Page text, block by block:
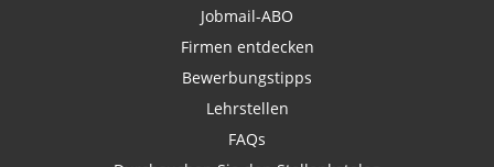
Jobmail-ABO
Firmen entdecken
Bewerbungstipps
Lehrstellen
FAQs